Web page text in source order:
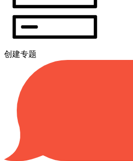
创建专题